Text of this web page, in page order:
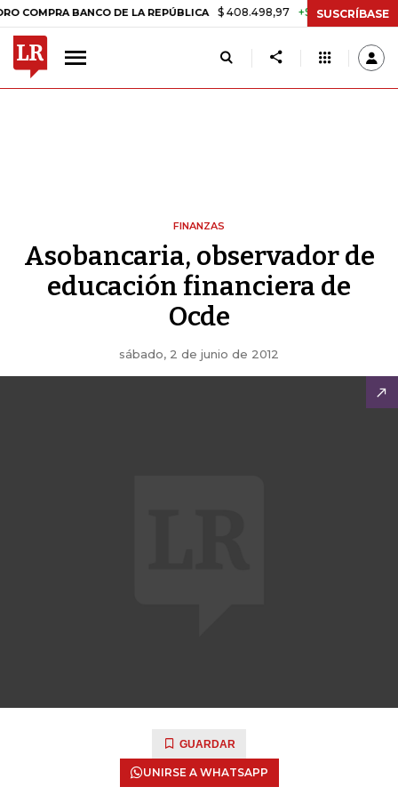
BANCO DE LA REPÚBLICA $ 408.498,97 +$ 8.753,81 +2,19%
SUSCRÍBASE
FINANZAS
Asobancaria, observador de
educación financiera de
Ocde
sábado, 2 de junio de 2012
GUARDAR
UNIRSE A WHATSAPP